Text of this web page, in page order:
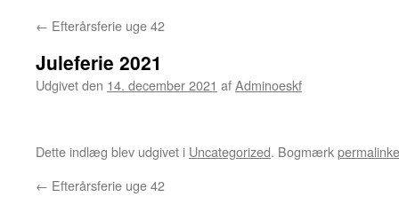
← Efterårsferie uge 42
Juleferie 2021
Udgivet den 14. december 2021 afAdminoeskf
Dette indlæg blev udgivet i Uncategorized. Bogmærk
← Efterårsferie uge 42